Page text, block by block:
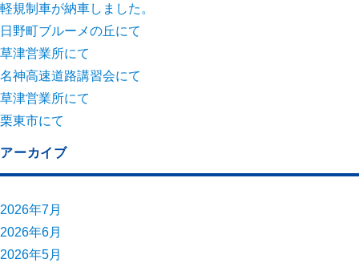
軽規制車が納車しました。
日野町ブルーメの丘にて
草津営業所にて
名神高速道路講習会にて
草津営業所にて
栗東市にて
アーカイブ
2026年7月
2026年6月
2026年5月